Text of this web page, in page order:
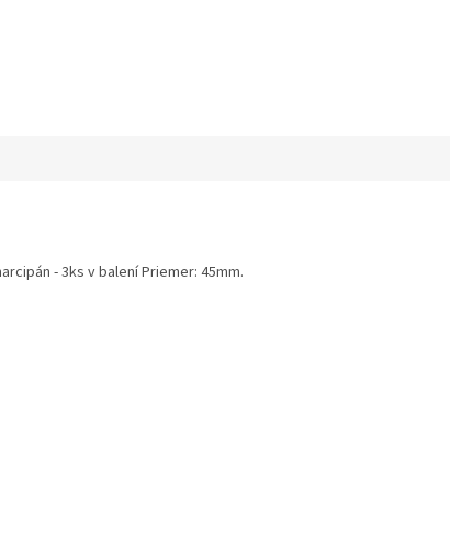
- 3ks v balení Priemer: 45mm.